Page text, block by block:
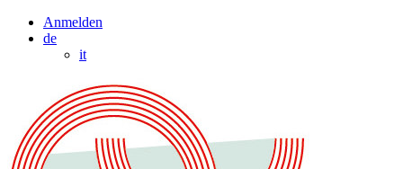
Anmelden
de
it